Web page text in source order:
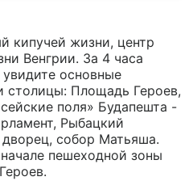
кипучей жизни, центр
Венгрии. За 4 часа
основные
столицы: Площадь Героев,
поля» Будапешта -
Рыбацкий
собор Матьяша.
пешеходной зоны